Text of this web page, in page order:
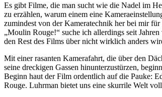
Es gibt Filme, die man sucht wie die Nadel im
zu erzählen, warum einem eine
zumindest von der Kameratechnik her bei mir
„Moulin Rouge!“ suche ich allerdings seit
den Rest des Films über nicht wirklich anders
Mit einer rasanten Kamerafahrt, die über den
seine dreckigen Gassen hinunterzustürzen,
Beginn haut der Film ordentlich auf die Pauke:
Rouge. Luhrman bietet uns eine skurrile Welt